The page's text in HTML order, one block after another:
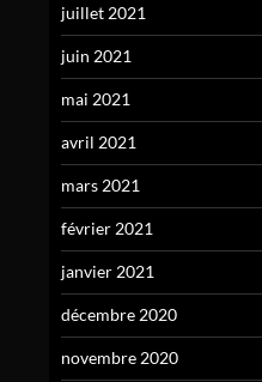
juillet 2021
juin 2021
mai 2021
avril 2021
mars 2021
février 2021
janvier 2021
décembre 2020
novembre 2020